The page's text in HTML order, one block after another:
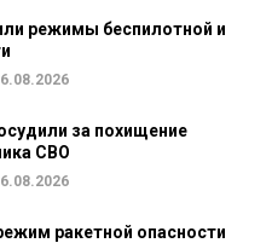
режимы беспилотной и
за похищение
СВО
ракетной опасности